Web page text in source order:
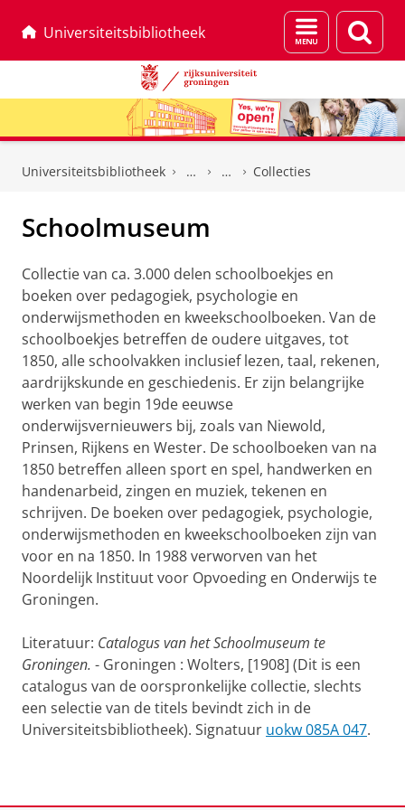
Universiteitsbibliotheek
Menu
en
Universiteitsbibliotheek Collecties
Schoolmuseum
Collectie van ca. 3.000 delen schoolboekjes en
boeken over pedagogiek, psychologie en
onderwijsmethoden en kweekschoolboeken. Van de
schoolboekjes betreffen de oudere uitgaves, tot
1850, alle schoolvakken inclusief lezen, taal, rekenen,
aardrijkskunde en geschiedenis. Er zijn belangrijke
werken van begin 19de eeuwse
onderwijsvernieuwers bij, zoals van Niewold,
Prinsen, Rijkens en Wester. De schoolboeken van na
1850 betreffen alleen sport en spel, handwerken en
handenarbeid, zingen en muziek, tekenen en
schrijven. De boeken over pedagogiek, psychologie,
onderwijsmethoden en kweekschoolboeken zijn van
voor en na 1850. In 1988 verworven van het
Noordelijk Instituut voor Opvoeding en Onderwijs te
Groningen.
Literatuur: Catalogus van het Schoolmuseum te
Groningen. - Groningen : Wolters, [1908] (Dit is een
catalogus van de oorspronkelijke collectie, slechts
een selectie van de titels bevindt zich in de
Universiteitsbibliotheek). Signatuur uokw 085A 047.